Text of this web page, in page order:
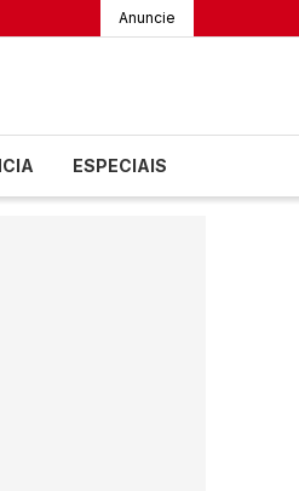
Anuncie
ESPECIAIS